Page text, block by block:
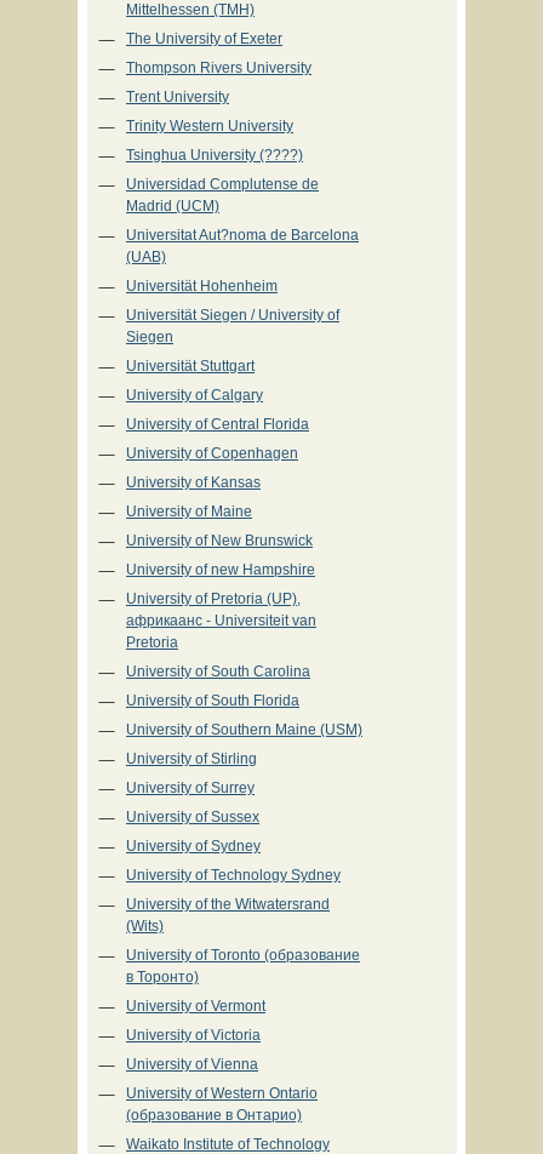
Mittelhessen (TMH)
The University of Exeter
Thompson Rivers University
Trent University
Trinity Western University
Tsinghua University (????)
Universidad Complutense de
Madrid (UCM)
Universitat Aut?noma de Barcelona
(UAB)
Universität Hohenheim
Universität Siegen / University of
Siegen
Universität Stuttgart
University of Calgary
University of Central Florida
University of Copenhagen
University of Kansas
University of Maine
University of New Brunswick
University of new Hampshire
University of Pretoria (UP),
африкаанс - Universiteit van
Pretoria
University of South Carolina
University of South Florida
University of Southern Maine (USM)
University of Stirling
University of Surrey
University of Sussex
University of Sydney
University of Technology Sydney
University of the Witwatersrand
(Wits)
University of Toronto (образование
в Торонто)
University of Vermont
University of Victoria
University of Vienna
University of Western Ontario
(образование в Онтарио)
Waikato Institute of Technology